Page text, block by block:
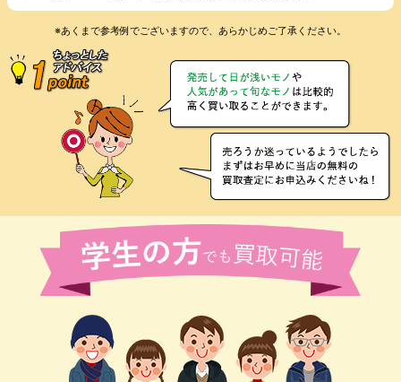
※あくまで参考例でございますので、あらかじめご了承ください。